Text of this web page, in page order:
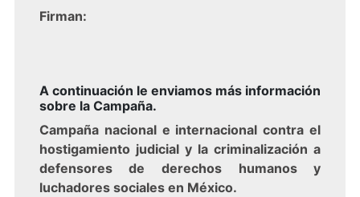
Firman:
A continuación le enviamos más información
sobre la Campaña.
Campaña nacional e internacional contra el
hostigamiento judicial y la criminalización a
defensores de derechos humanos y
luchadores sociales en México.